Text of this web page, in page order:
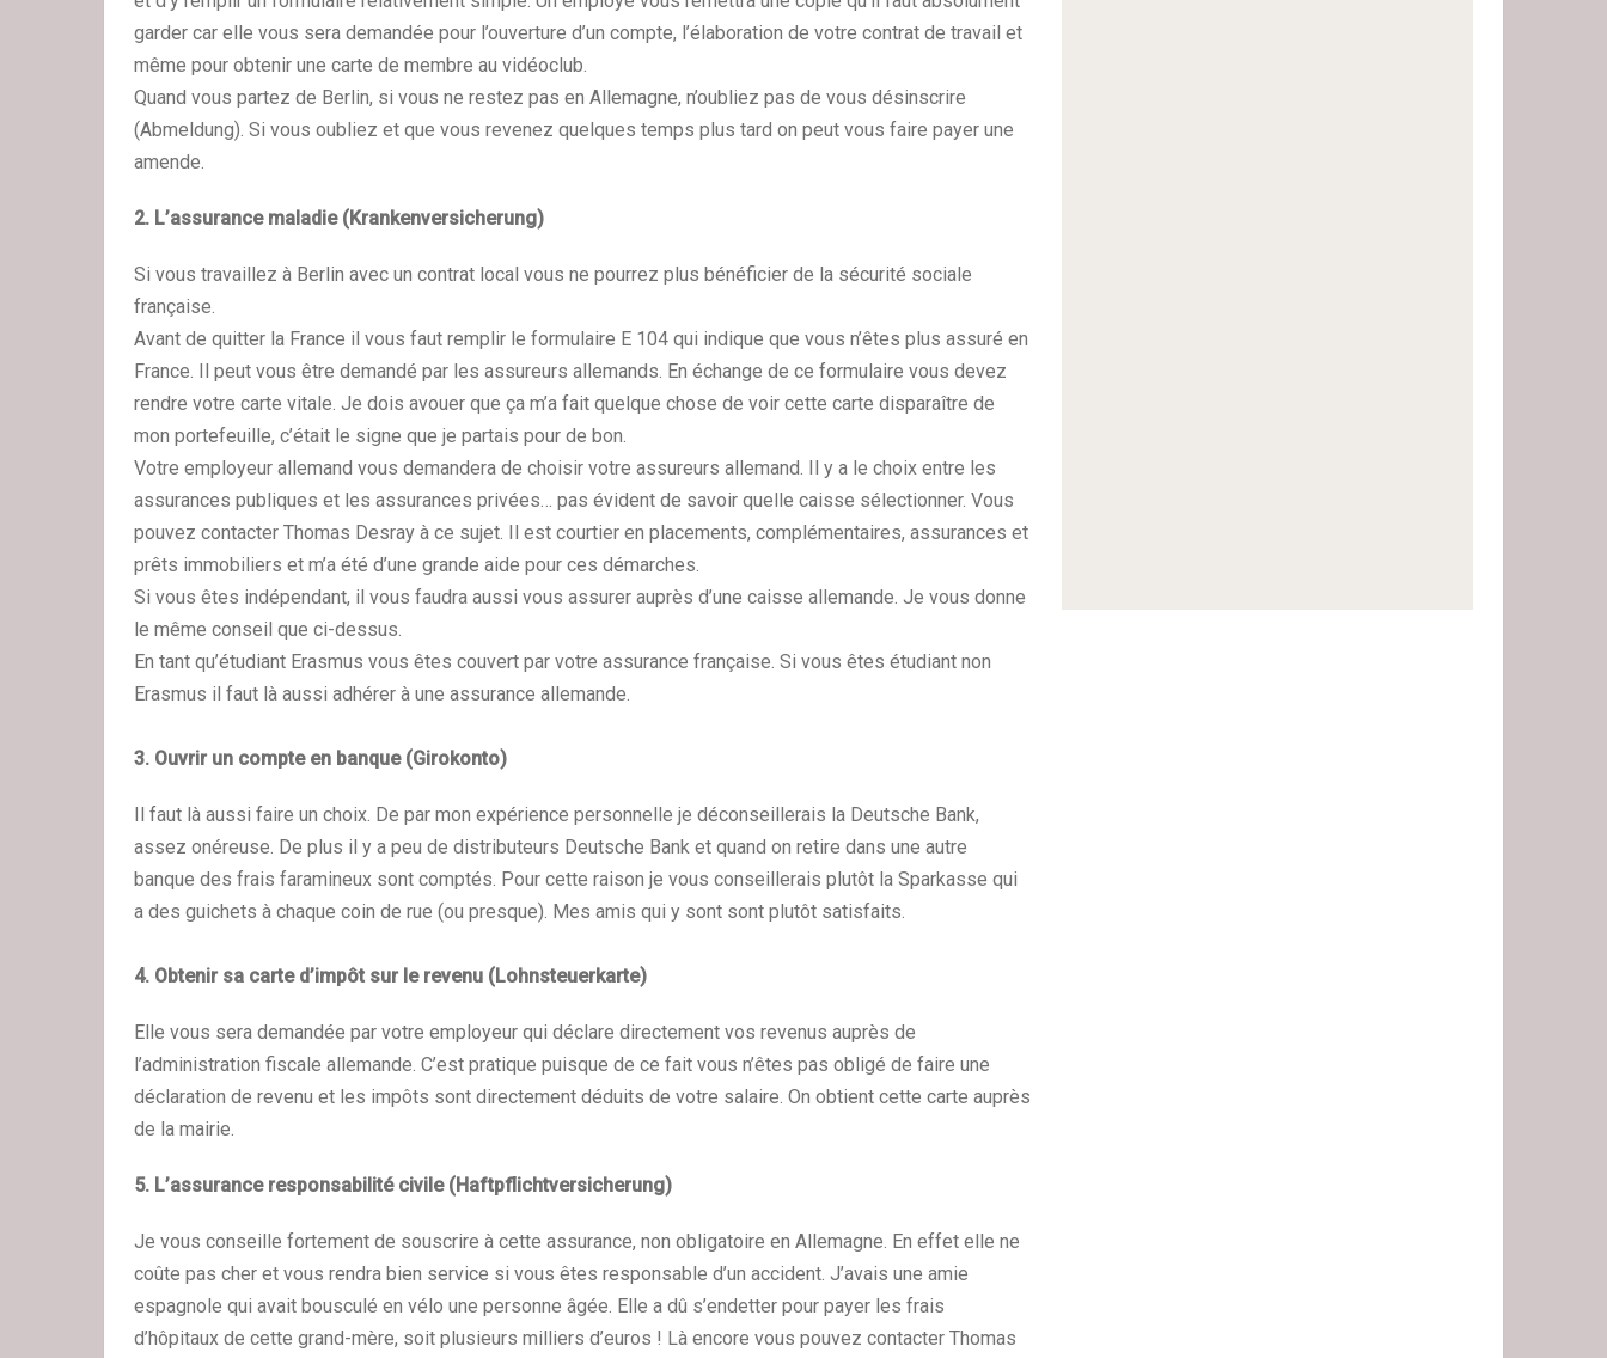
garder car elle vous sera demandée pour l’ouverture d’un compte, l’élaboration de votre contrat de travail et
même pour obtenir une carte de membre au vidéoclub.
Quand vous partez de Berlin, si vous ne restez pas en Allemagne, n’oubliez pas de vous désinscrire
(Abmeldung). Si vous oubliez et que vous revenez quelques temps plus tard on peut vous faire payer une
amende.
2. L’assurance maladie (Krankenversicherung)
Si vous travaillez à Berlin avec un contrat local vous ne pourrez plus bénéficier de la sécurité sociale
française.
Avant de quitter la France il vous faut remplir le formulaire E 104 qui indique que vous n’êtes plus assuré en
France. Il peut vous être demandé par les assureurs allemands. En échange de ce formulaire vous devez
rendre votre carte vitale. Je dois avouer que ça m’a fait quelque chose de voir cette carte disparaître de
mon portefeuille, c’était le signe que je partais pour de bon.
Votre employeur allemand vous demandera de choisir votre assureurs allemand. Il y a le choix entre les
assurances publiques et les assurances privées… pas évident de savoir quelle caisse sélectionner. Vous
pouvez contacter Thomas Desray à ce sujet. Il est courtier en placements, complémentaires, assurances et
prêts immobiliers et m’a été d’une grande aide pour ces démarches.
Si vous êtes indépendant, il vous faudra aussi vous assurer auprès d’une caisse allemande. Je vous donne
le même conseil que ci-dessus.
En tant qu’étudiant Erasmus vous êtes couvert par votre assurance française. Si vous êtes étudiant non
Erasmus il faut là aussi adhérer à une assurance allemande.
3. Ouvrir un compte en banque (Girokonto)
Il faut là aussi faire un choix. De par mon expérience personnelle je déconseillerais la Deutsche Bank,
assez onéreuse. De plus il y a peu de distributeurs Deutsche Bank et quand on retire dans une autre
banque des frais faramineux sont comptés. Pour cette raison je vous conseillerais plutôt la Sparkasse qui
a des guichets à chaque coin de rue (ou presque). Mes amis qui y sont sont plutôt satisfaits.
4. Obtenir sa carte d’impôt sur le revenu (Lohnsteuerkarte)
Elle vous sera demandée par votre employeur qui déclare directement vos revenus auprès de
l’administration fiscale allemande. C’est pratique puisque de ce fait vous n’êtes pas obligé de faire une
déclaration de revenu et les impôts sont directement déduits de votre salaire. On obtient cette carte auprès
de la mairie.
5. L’assurance responsabilité civile (Haftpflichtversicherung)
Je vous conseille fortement de souscrire à cette assurance, non obligatoire en Allemagne. En effet elle ne
coûte pas cher et vous rendra bien service si vous êtes responsable d’un accident. J’avais une amie
espagnole qui avait bousculé en vélo une personne âgée. Elle a dû s’endetter pour payer les frais
d’hôpitaux de cette grand-mère, soit plusieurs milliers d’euros ! Là encore vous pouvez contacter Thomas